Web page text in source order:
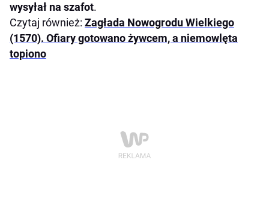
wysyłał na szafot.
Czytaj również: Zagłada Nowogrodu Wielkiego
(1570). Ofiary gotowano żywcem, a niemowlęta
topiono